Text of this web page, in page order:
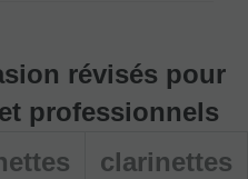
révisés pour
professionnels
clarinettes